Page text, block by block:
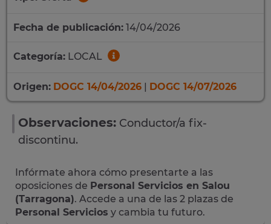
Fecha de publicación: 14/04/2026
Categoría: LOCAL
Origen: DOGC 14/04/2026 | DOGC 14/07/2026
Observaciones: Conductor/a fix-
discontinu.
Infórmate ahora cómo presentarte a las
oposiciones de Personal Servicios en Salou
(Tarragona). Accede a una de las 2 plazas de
Personal Servicios y cambia tu futuro.